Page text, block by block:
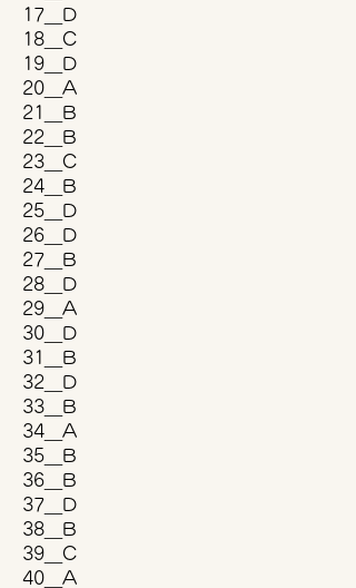
17＿D
18＿C
19＿D
20＿A
21＿B
22＿B
23＿C
24＿B
25＿D
26＿D
27＿B
28＿D
29＿A
30＿D
31＿B
32＿D
33＿B
34＿A
35＿B
36＿B
37＿D
38＿B
39＿C
40＿A